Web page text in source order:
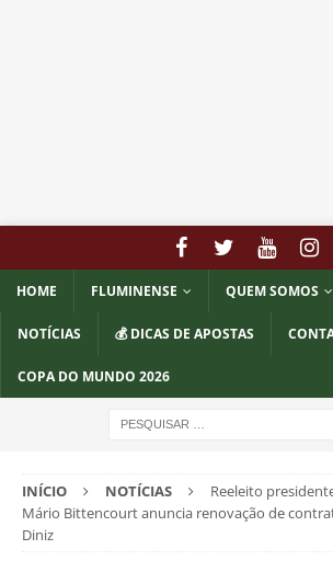
HOME FLUMINENSE QUEM SOMOS
NOTÍCIAS 💰 DICAS DE APOSTAS
COPA DO MUNDO 2026
INÍCIO NOTÍCIAS
Reeleito
Mário Bittencourt anuncia renovação de
Diniz